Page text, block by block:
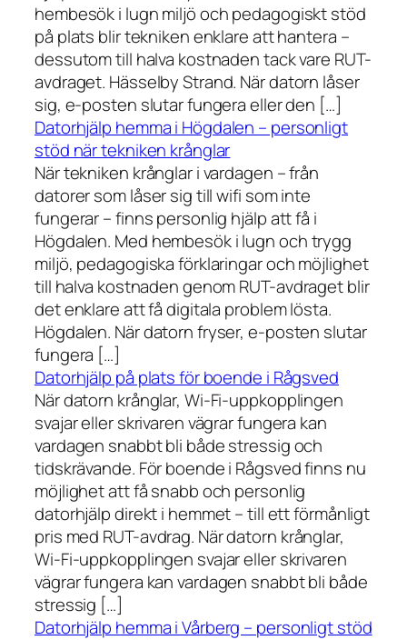
hembesök i lugn miljö och pedagogiskt stöd
på plats blir tekniken enklare att hantera –
dessutom till halva kostnaden tack vare RUT-
avdraget. Hässelby Strand. När datorn låser
sig, e-posten slutar fungera eller den […]
Datorhjälp hemma i Högdalen – personligt
stöd när tekniken krånglar
När tekniken krånglar i vardagen – från
datorer som låser sig till wifi som inte
fungerar – finns personlig hjälp att få i
Högdalen. Med hembesök i lugn och trygg
miljö, pedagogiska förklaringar och möjlighet
till halva kostnaden genom RUT-avdraget blir
det enklare att få digitala problem lösta.
Högdalen. När datorn fryser, e-posten slutar
fungera […]
Datorhjälp på plats för boende i Rågsved
När datorn krånglar, Wi-Fi-uppkopplingen
svajar eller skrivaren vägrar fungera kan
vardagen snabbt bli både stressig och
tidskrävande. För boende i Rågsved finns nu
möjlighet att få snabb och personlig
datorhjälp direkt i hemmet – till ett förmånligt
pris med RUT-avdrag. När datorn krånglar,
Wi-Fi-uppkopplingen svajar eller skrivaren
vägrar fungera kan vardagen snabbt bli både
stressig […]
Datorhjälp hemma i Vårberg – personligt stöd